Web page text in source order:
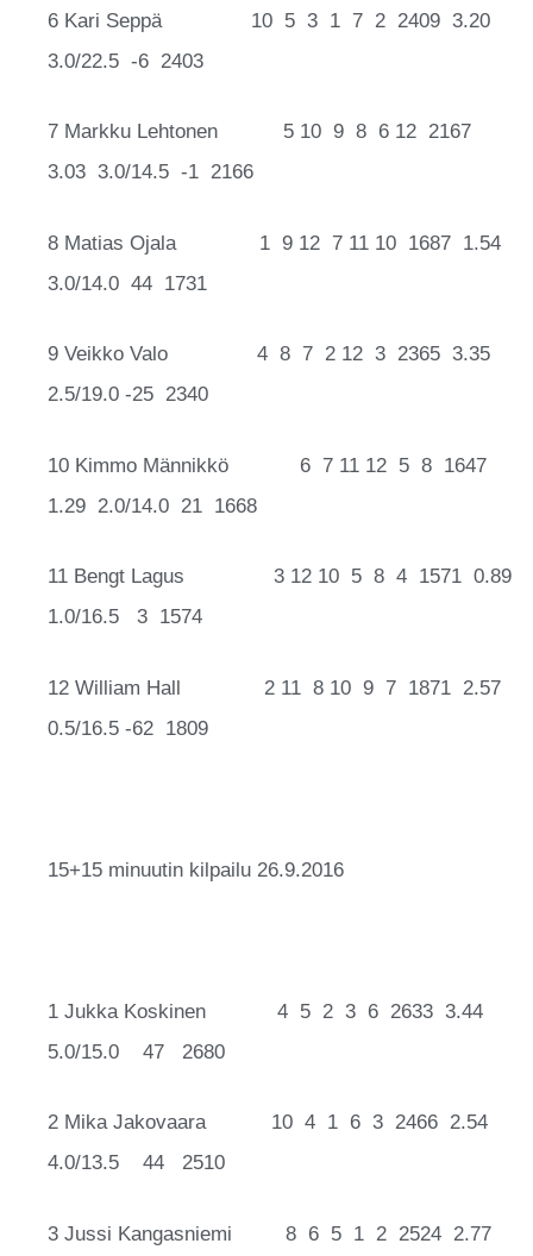
6 Kari Seppä 10 5 3 1 7 2 2409 3.20
3.0/22.5 -6 2403
7 Markku Lehtonen 5 10 9 8 6 12 2167
3.03 3.0/14.5 -1 2166
8 Matias Ojala 1 9 12 7 11 10 1687 1.54
3.0/14.0 44 1731
9 Veikko Valo 4 8 7 2 12 3 2365 3.35
2.5/19.0 -25 2340
10 Kimmo Männikkö 6 7 11 12 5 8 1647
1.29 2.0/14.0 21 1668
11 Bengt Lagus 3 12 10 5 8 4 1571 0.89
1.0/16.5 3 1574
12 William Hall 2 11 8 10 9 7 1871 2.57
0.5/16.5 -62 1809
15+15 minuutin kilpailu 26.9.2016
1 Jukka Koskinen 4 5 2 3 6 2633 3.44
5.0/15.0 47 2680
2 Mika Jakovaara 10 4 1 6 3 2466 2.54
4.0/13.5 44 2510
3 Jussi Kangasniemi 8 6 5 1 2 2524 2.77